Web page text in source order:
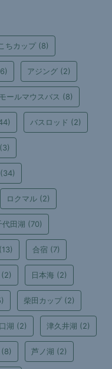
こちカップ (8)
アジング (2)
ールマウスバス (8)
バスロッド (2)
(3)
(34)
ロクマル (2)
代田湖 (70)
(13) 合宿 (7)
(2) 日本海 (2)
柴田カップ (2)
湖 (2) 津久井湖 (2)
(8) 芦ノ湖 (2)